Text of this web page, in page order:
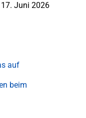
17. Juni 2026
auf
beim